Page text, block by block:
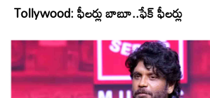
Tollywood: ఫీలర్లు బాబూ..ఫేక్ ఫీలర్లు